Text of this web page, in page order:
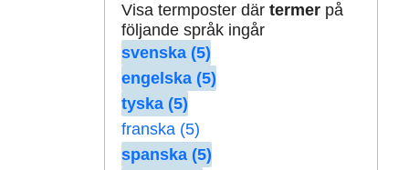
Visa termposter där termerpå
följande språk ingår
svenska (5)
engelska (5)
tyska (5)
franska (5)
spanska (5)